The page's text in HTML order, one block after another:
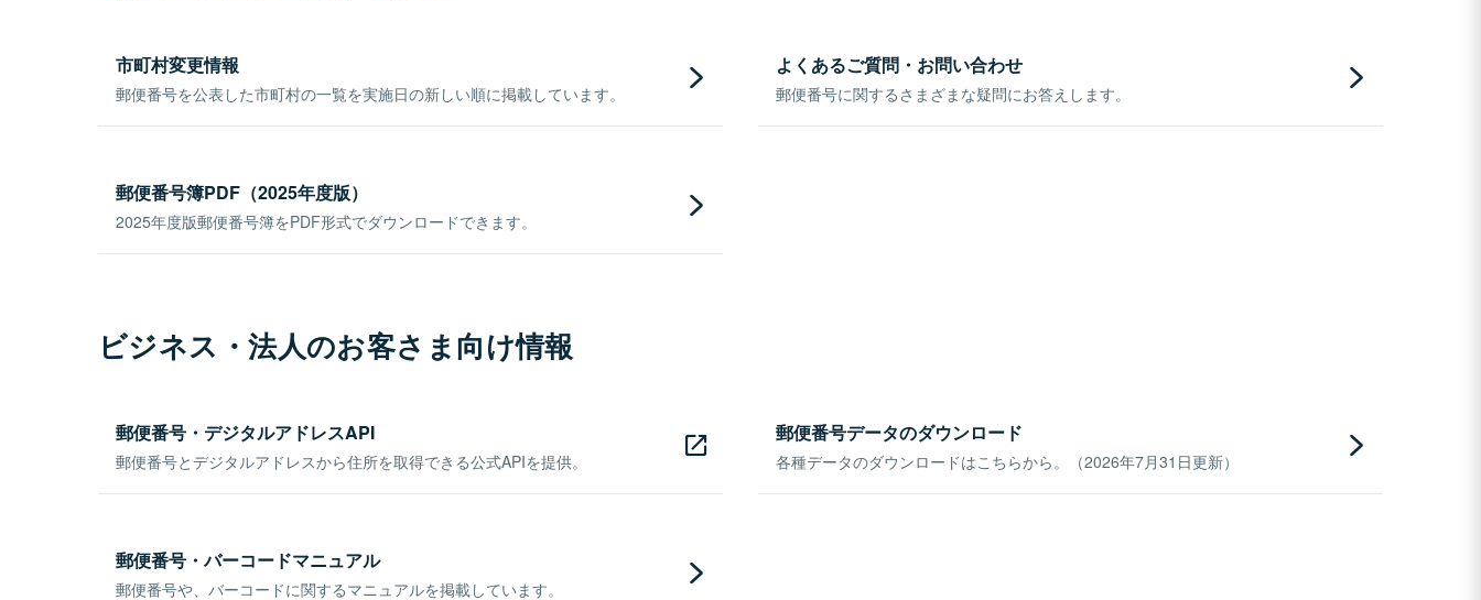
市町村変更情報
郵便番号を公表した市町村の一覧を実施日の新しい順に掲載しています。
よくあるご質問・お問い合わせ
郵便番号に関するさまざまな疑問にお答えします。
郵便番号簿PDF（2025年度版）
2025年度版郵便番号簿をPDF形式でダウンロードできます。
ビジネス・法人のお客さま向け情報
郵便番号・デジタルアドレスAPI
郵便番号とデジタルアドレスから住所を取得できる公式APIを提供。
郵便番号データのダウンロード
各種データのダウンロードはこちらから。（2026年7月31日更新）
郵便番号・バーコードマニュアル
郵便番号や、バーコードに関するマニュアルを掲載しています。